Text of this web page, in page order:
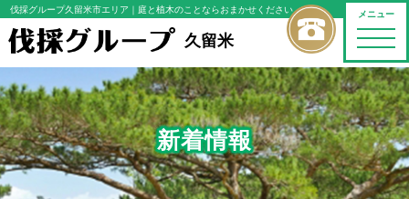
メニュー
toggle
伐採グループ久留米市エリア ｜庭と植木のことならおまかせください
久留米
新着情報